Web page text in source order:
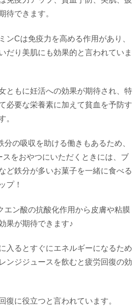
待できます。
Cは免疫力を高める作用があり、
だり美肌にも効果的と言われていま
ともに妊活への効果が期待され、特
必要な栄養素に加えて貧血を予防す
。
分の吸収を助ける働きもあるため、
をおやつにいただくときには、ブ
ど鉄分が多いお菓子を一緒に食べる
プ！
ン酸の抗酸化作用から皮膚や粘膜
果が期待できます♪
入るとすぐにエネルギーになるため
ンジジュースを飲むと疲労回復の効
復に役立つと言われています。